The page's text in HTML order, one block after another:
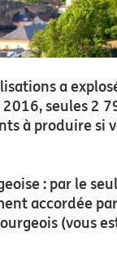
a
seules 2
à produire si
: par le
accordée
(vous